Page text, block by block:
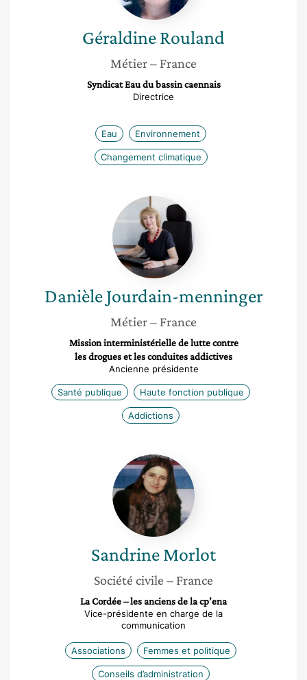
GéraldineRouland
Métier– France
Syndicat Eau du bassin caennais
Directrice
Eau Environnement
Changement climatique
Danièle
Jourdain-
menninger
Danièle Jourdain-menninger
Métier– France
Mission interministérielle de lutte contre
les drogues et les conduites addictives
Ancienne présidente
Santé publique Haute fonction publique
Addictions
Sandrine
Morlot
SandrineMorlot
Société civile – France
La Cordée – les anciens de la cp’ena
Vice-présidente en charge de la
communication
Associations Femmes et politique
Conseils d’administration